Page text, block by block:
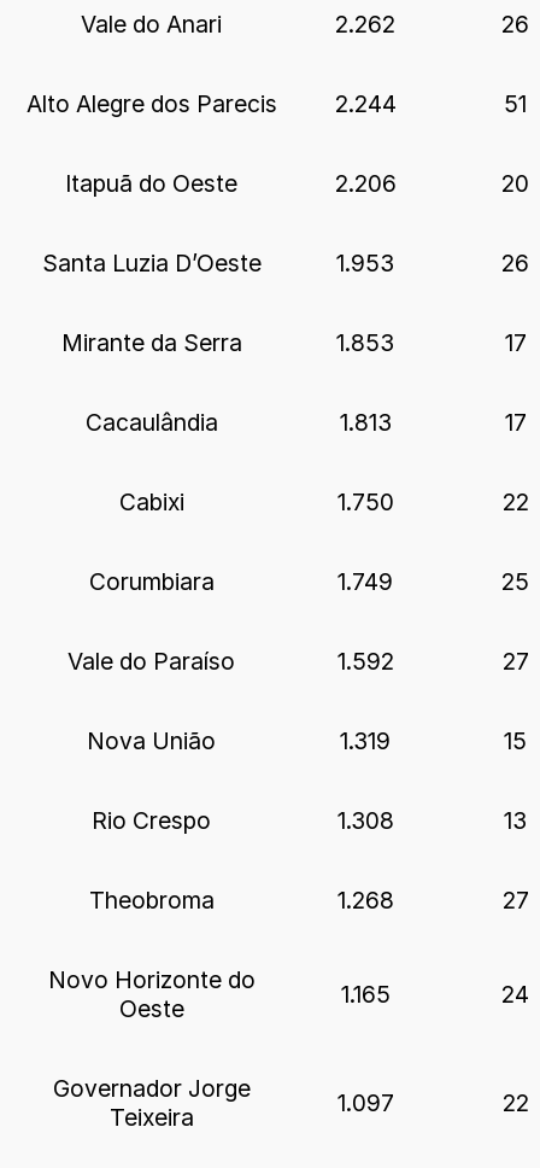
Vale do Anari 2.262 26
Alto Alegre dos Parecis 2.244 51
Itapuã do Oeste 2.206 20
Santa Luzia D’Oeste 1.953 26
Mirante da Serra 1.853 17
Cacaulândia 1.813 17
Cabixi 1.750 22
Corumbiara 1.749 25
Vale do Paraíso 1.592 27
Nova União 1.319 15
Rio Crespo 1.308 13
Theobroma 1.268 27
Novo Horizonte do
Oeste
1.165 24
Governador Jorge
Teixeira
1.097 22